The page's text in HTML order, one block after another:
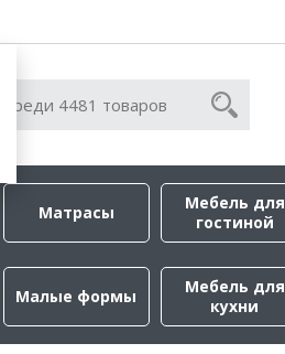
Матрасы
Мебель для
гостиной
Малые формы
Мебель для
кухни